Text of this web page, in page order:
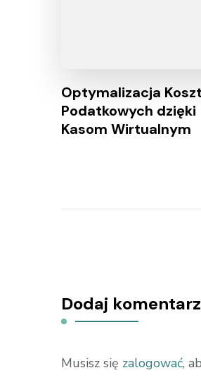
Optymalizacja
Podatkowych dzięki
Kasom Wirtualnym
Dodaj komentarz
Musisz się zalogować,